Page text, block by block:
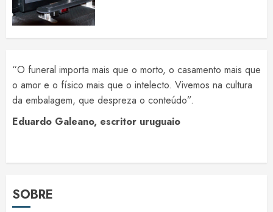
“O funeral importa mais que o morto, o casamento mais que
o amor e o físico mais que o intelecto. Vivemos na cultura
da embalagem, que despreza o conteúdo”.
Eduardo Galeano, escritor uruguaio
SOBRE